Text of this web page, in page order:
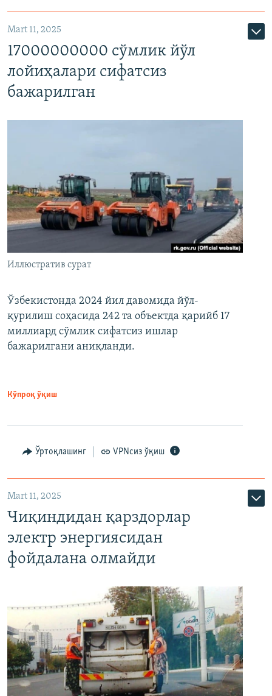
Mart 11, 2025
17000000000 сўмлик йўл
лойиҳалари сифатсиз
бажарилган
Иллюстратив сурат
Ўзбекистонда 2024 йил давомида йўл-
қурилиш соҳасида 242 та объектда қарийб 17
миллиард сўмлик сифатсиз ишлар
бажарилгани аниқланди.
Кўпроқ ўқиш
Ўртоқлашинг VPNсиз ўқиш
Mart 11, 2025
Чиқиндидан қарздорлар
электр энергиясидан
фойдалана олмайди